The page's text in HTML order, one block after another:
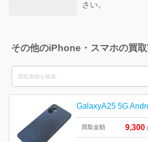
さい。
その他のiPhone・スマホの買
for:
GalaxyA25 5G
買取金額 9,300